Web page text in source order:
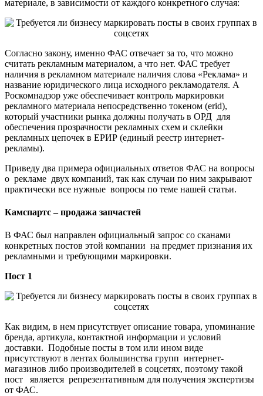
материале, в зависимости от каждого конкретного случая:
Согласно закону, именно ФАС отвечает за то, что можно
считать рекламным материалом, а что нет. ФАС требует
наличия в рекламном материале наличия слова «Реклама» и
название юридического лица исходного рекламодателя. А
Роскомнадзор уже обеспечивает контроль маркировки
рекламного материала непосредственно токеном (erid),
который участники рынка должны получать в ОРД для
обеспечения прозрачности рекламных схем и склейки
рекламных цепочек в ЕРИР (единый реестр интернет-
рекламы).
Приведу два примера официальных ответов ФАС на вопросы
о рекламе двух компаний, так как случаи по ним закрывают
практически все нужные вопросы по теме нашей статьи.
Камспартс – продажа запчастей
В ФАС был направлен официальный запрос со сканами
конкретных постов этой компании на предмет признания их
рекламными и требующими маркировки.
Пост 1
Как видим, в нем присутствует описание товара, упоминание
бренда, артикула, контактной информации и условий
доставки. Подобные посты в том или ином виде
присутствуют в лентах большинства групп интернет-
магазинов либо производителей в соцсетях, поэтому такой
пост является репрезентативным для получения экспертизы
от ФАС.